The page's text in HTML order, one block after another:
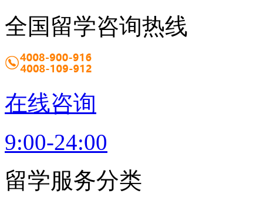
全国留学咨询热线
在线咨询
9:00-24:00
留学服务分类